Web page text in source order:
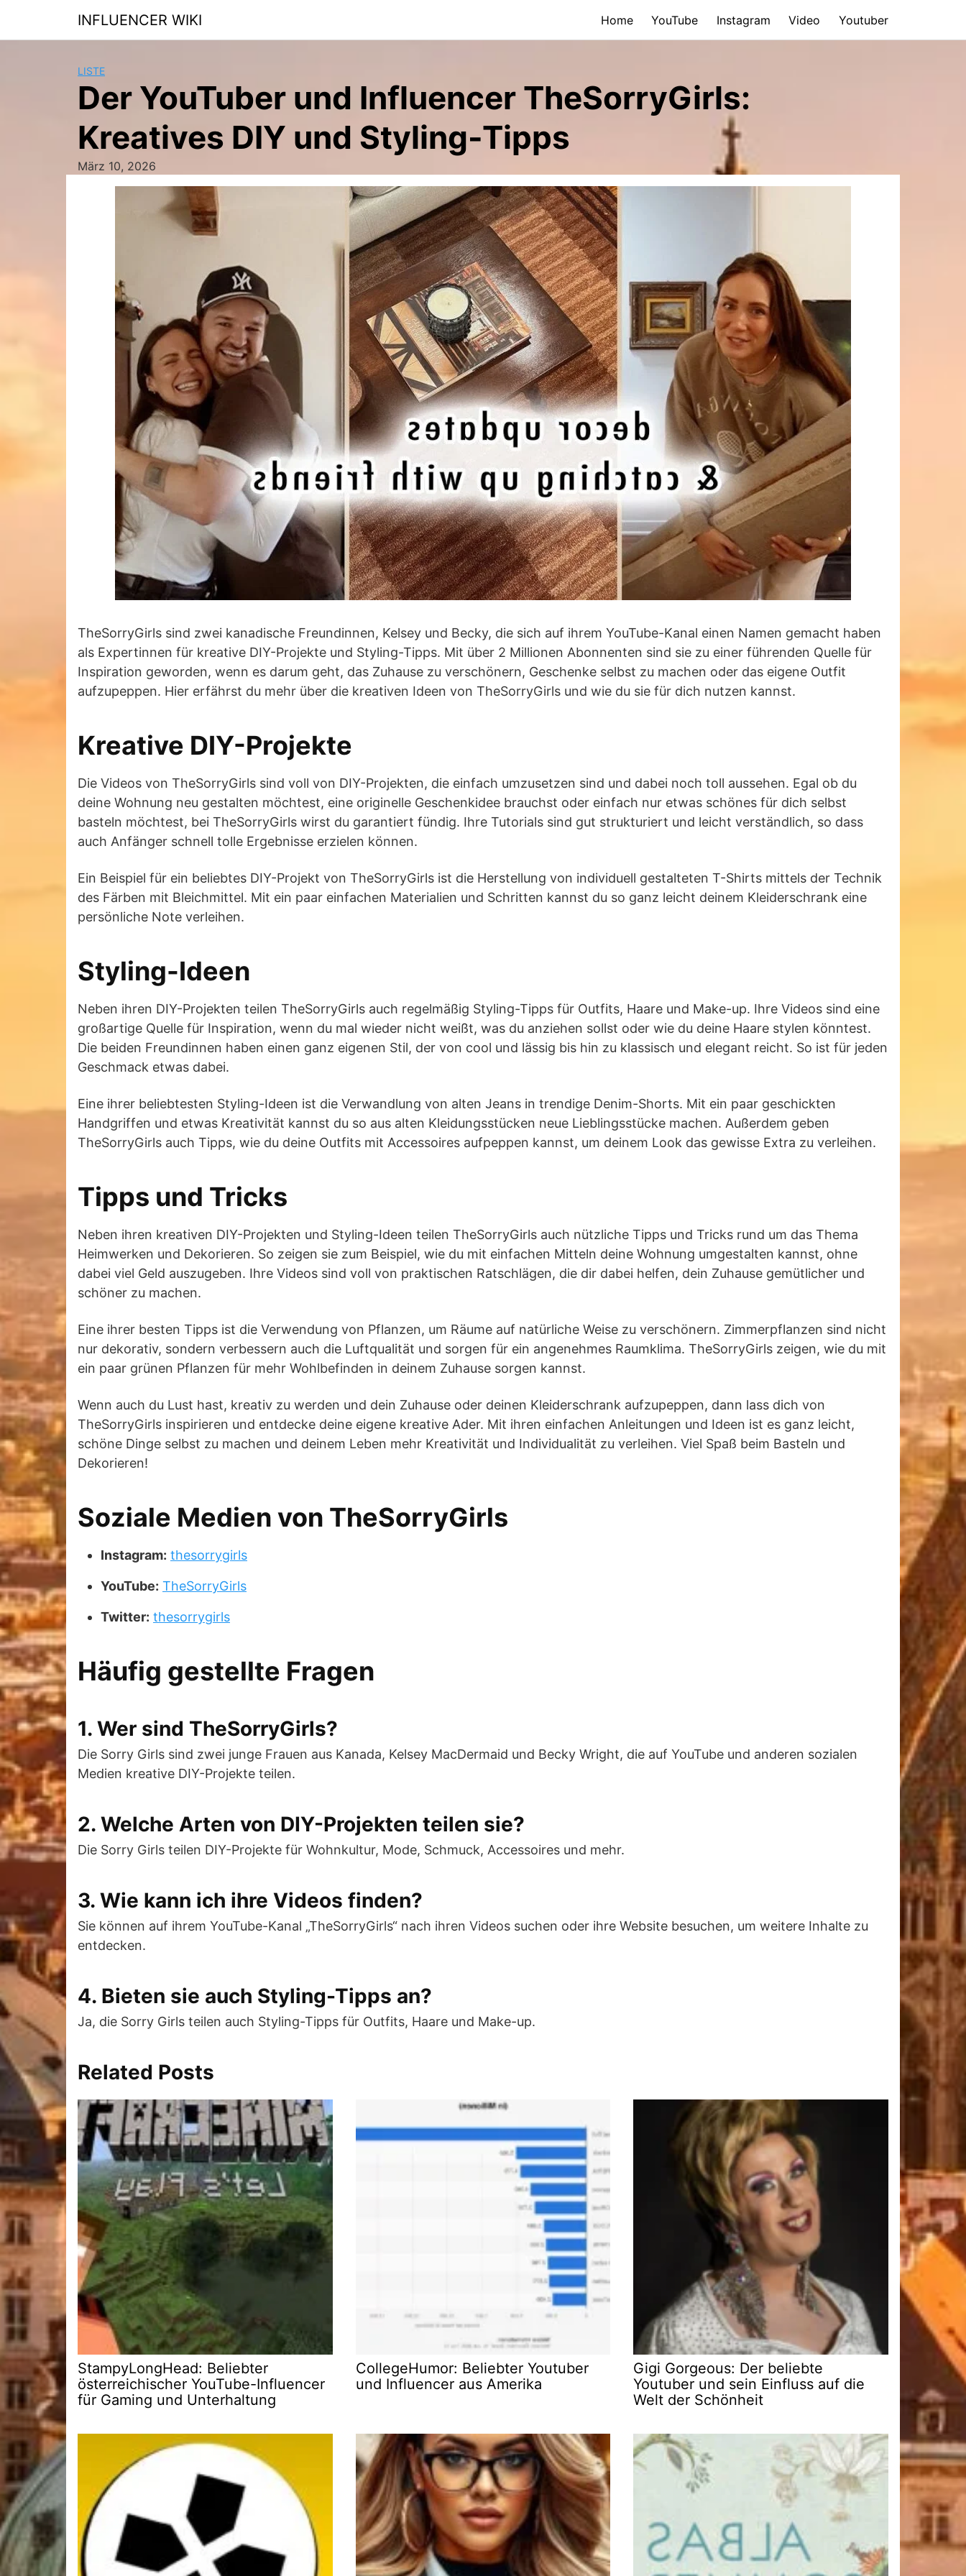
content
INFLUENCER WIKI Home YouTube Instagram Video Youtuber
LISTE
Der YouTuber und Influencer TheSorryGirls:
Kreatives DIY und Styling-Tipps
März 10, 2026
TheSorryGirls sind zwei kanadische Freundinnen, Kelsey und Becky, die sich auf ihrem YouTube-Kanal einen Namen gemacht haben
als Expertinnen für kreative DIY-Projekte und Styling-Tipps. Mit über 2 Millionen Abonnenten sind sie zu einer führenden Quelle für
Inspiration geworden, wenn es darum geht, das Zuhause zu verschönern, Geschenke selbst zu machen oder das eigene Outfit
aufzupeppen. Hier erfährst du mehr über die kreativen Ideen von TheSorryGirls und wie du sie für dich nutzen kannst.
Kreative DIY-Projekte
Die Videos von TheSorryGirls sind voll von DIY-Projekten, die einfach umzusetzen sind und dabei noch toll aussehen. Egal ob du
deine Wohnung neu gestalten möchtest, eine originelle Geschenkidee brauchst oder einfach nur etwas schönes für dich selbst
basteln möchtest, bei TheSorryGirls wirst du garantiert fündig. Ihre Tutorials sind gut strukturiert und leicht verständlich, so dass
auch Anfänger schnell tolle Ergebnisse erzielen können.
Ein Beispiel für ein beliebtes DIY-Projekt von TheSorryGirls ist die Herstellung von individuell gestalteten T-Shirts mittels der Technik
des Färben mit Bleichmittel. Mit ein paar einfachen Materialien und Schritten kannst du so ganz leicht deinem Kleiderschrank eine
persönliche Note verleihen.
Styling-Ideen
Neben ihren DIY-Projekten teilen TheSorryGirls auch regelmäßig Styling-Tipps für Outfits, Haare und Make-up. Ihre Videos sind eine
großartige Quelle für Inspiration, wenn du mal wieder nicht weißt, was du anziehen sollst oder wie du deine Haare stylen könntest.
Die beiden Freundinnen haben einen ganz eigenen Stil, der von cool und lässig bis hin zu klassisch und elegant reicht. So ist für jeden
Geschmack etwas dabei.
Eine ihrer beliebtesten Styling-Ideen ist die Verwandlung von alten Jeans in trendige Denim-Shorts. Mit ein paar geschickten
Handgriffen und etwas Kreativität kannst du so aus alten Kleidungsstücken neue Lieblingsstücke machen. Außerdem geben
TheSorryGirls auch Tipps, wie du deine Outfits mit Accessoires aufpeppen kannst, um deinem Look das gewisse Extra zu verleihen.
Tipps und Tricks
Neben ihren kreativen DIY-Projekten und Styling-Ideen teilen TheSorryGirls auch nützliche Tipps und Tricks rund um das Thema
Heimwerken und Dekorieren. So zeigen sie zum Beispiel, wie du mit einfachen Mitteln deine Wohnung umgestalten kannst, ohne
dabei viel Geld auszugeben. Ihre Videos sind voll von praktischen Ratschlägen, die dir dabei helfen, dein Zuhause gemütlicher und
schöner zu machen.
Eine ihrer besten Tipps ist die Verwendung von Pflanzen, um Räume auf natürliche Weise zu verschönern. Zimmerpflanzen sind nicht
nur dekorativ, sondern verbessern auch die Luftqualität und sorgen für ein angenehmes Raumklima. TheSorryGirls zeigen, wie du mit
ein paar grünen Pflanzen für mehr Wohlbefinden in deinem Zuhause sorgen kannst.
Wenn auch du Lust hast, kreativ zu werden und dein Zuhause oder deinen Kleiderschrank aufzupeppen, dann lass dich von
TheSorryGirls inspirieren und entdecke deine eigene kreative Ader. Mit ihren einfachen Anleitungen und Ideen ist es ganz leicht,
schöne Dinge selbst zu machen und deinem Leben mehr Kreativität und Individualität zu verleihen. Viel Spaß beim Basteln und
Dekorieren!
Soziale Medien von TheSorryGirls
Instagram: thesorrygirls
YouTube: TheSorryGirls
Twitter: thesorrygirls
Häufig gestellte Fragen
1. Wer sind TheSorryGirls?
Die Sorry Girls sind zwei junge Frauen aus Kanada, Kelsey MacDermaid und Becky Wright, die auf YouTube und anderen sozialen
Medien kreative DIY-Projekte teilen.
2. Welche Arten von DIY-Projekten teilen sie?
Die Sorry Girls teilen DIY-Projekte für Wohnkultur, Mode, Schmuck, Accessoires und mehr.
3. Wie kann ich ihre Videos finden?
Sie können auf ihrem YouTube-Kanal „TheSorryGirls“ nach ihren Videos suchen oder ihre Website besuchen, um weitere Inhalte zu
entdecken.
4. Bieten sie auch Styling-Tipps an?
Ja, die Sorry Girls teilen auch Styling-Tipps für Outfits, Haare und Make-up.
Related Posts
StampyLongHead: Beliebter
österreichischer YouTube-Influencer
für Gaming und Unterhaltung
CollegeHumor: Beliebter Youtuber
und Influencer aus Amerika
Gigi Gorgeous: Der beliebte
Youtuber und sein Einfluss auf die
Welt der Schönheit